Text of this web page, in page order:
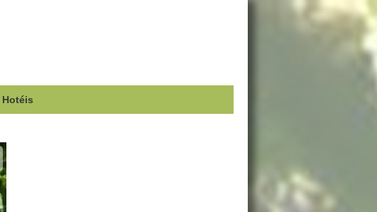
Hotéis